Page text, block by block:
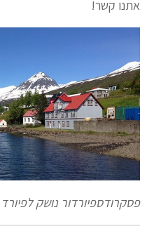
אתנו קשר!
פסקרודספיורדור נושק לפיורד